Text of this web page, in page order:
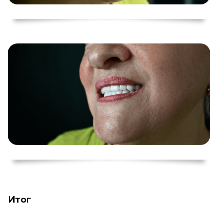
Итог